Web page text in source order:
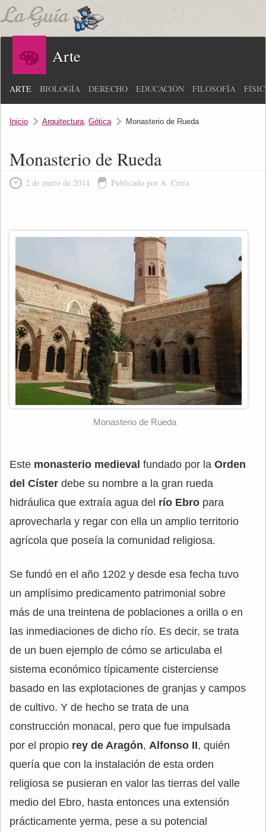
Arte
ARTE BIOLOGÍA DERECHO EDUCACIÓN FILOSOFÍA
Inicio Arquitectura, Gótica Monasterio de Rueda
Monasterio de Rueda
2 de enero de 2014 Publicado por A. Cerra
Monasterio de Rueda
Este monasterio medieval fundado por la Orden
del Císter debe su nombre a la gran rueda
hidráulica que extraía agua del río Ebro para
aprovecharla y regar con ella un amplio territorio
agrícola que poseía la comunidad religiosa.
Se fundó en el año 1202 y desde esa fecha tuvo
un amplísimo predicamento patrimonial sobre
más de una treintena de poblaciones a orilla o en
las inmediaciones de dicho río. Es decir, se trata
de un buen ejemplo de cómo se articulaba el
sistema económico típicamente cisterciense
basado en las explotaciones de granjas y campos
de cultivo. Y de hecho se trata de una
construcción monacal, pero que fue impulsada
por el propio rey de Aragón, Alfonso II, quién
quería que con la instalación de esta orden
religiosa se pusieran en valor las tierras del valle
medio del Ebro, hasta entonces una extensión
prácticamente yerma, pese a su potencial